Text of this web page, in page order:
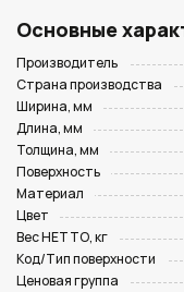
Основные
Производитель
Страна производства
Ширина, мм
Длина, мм
Толщина, мм
Поверхность
Материал
Цвет
Вес НЕТТО, кг
Код/Тип поверхности
Ценовая группа